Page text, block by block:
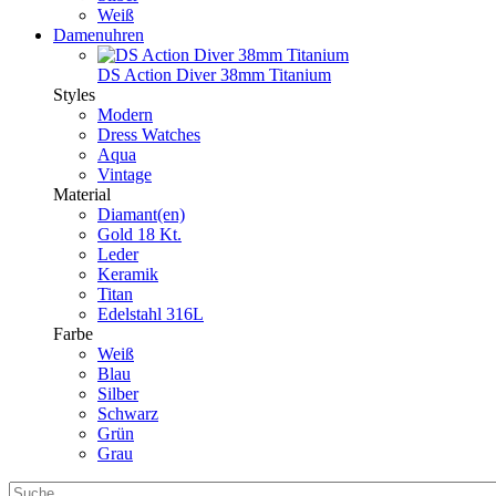
Weiß
Damenuhren
DS Action Diver 38mm Titanium
Styles
Modern
Dress Watches
Aqua
Vintage
Material
Diamant(en)
Gold 18 Kt.
Leder
Keramik
Titan
Edelstahl 316L
Farbe
Weiß
Blau
Silber
Schwarz
Grün
Grau